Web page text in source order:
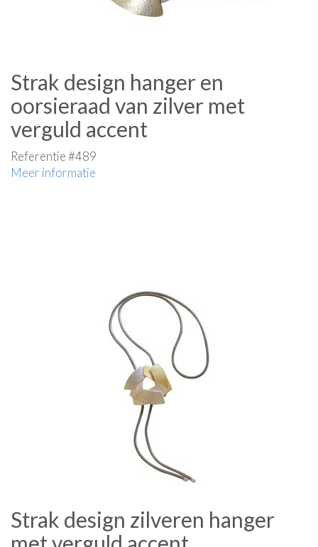
Strak design hanger en
oorsieraad van zilver met
verguld accent
Referentie #489
Meer informatie
Strak design zilveren hanger